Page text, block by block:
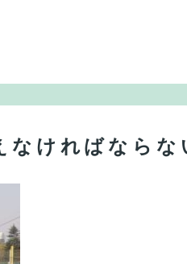
なければならな